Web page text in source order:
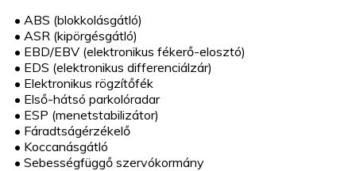
• ABS (blokkolásgátló)
• ASR (kipörgésgátló)
• EBD/EBV (elektronikus fékerő-elosztó)
• EDS (elektronikus differenciálzár)
• Elektronikus rögzítőfék
• Első-hátsó parkolóradar
• ESP (menetstabilizátor)
• Fáradtságérzékelő
• Koccanásgátló
• Sebességfüggő szervókormány